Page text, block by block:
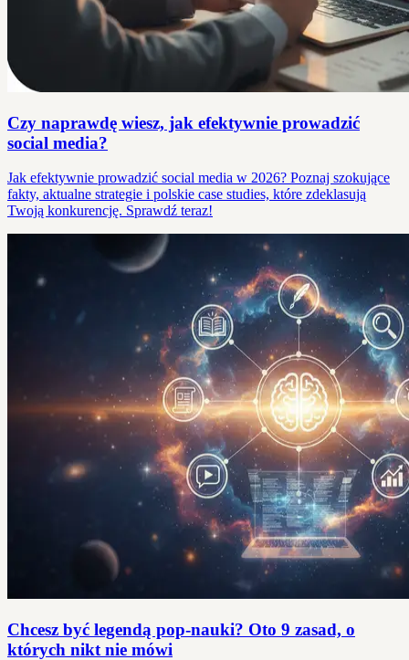
Czy naprawdę wiesz, jak efektywnie prowadzić
social media?
Jak efektywnie prowadzić social media w 2026? Poznaj szokujące
fakty, aktualne strategie i polskie case studies, które zdeklasują
Twoją konkurencję. Sprawdź teraz!
Chcesz być legendą pop-nauki? Oto 9 zasad, o
których nikt nie mówi